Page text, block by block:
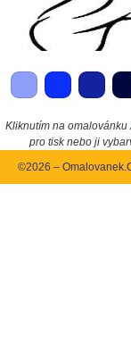
Kliknutím na omalovánku
pro tisk nebo ji
©2026 –